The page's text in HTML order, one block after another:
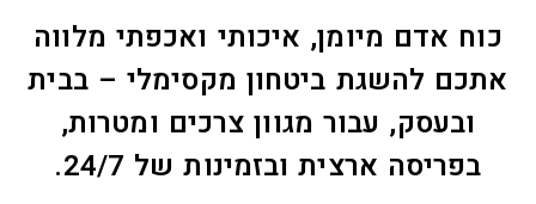
כוח אדם מיומן, איכותי ואכפתי מלווה
אתכם להשגת ביטחון מקסימלי – בבית
ובעסק, עבור מגוון צרכים ומטרות,
בפריסה ארצית ובזמינות של 24/7.